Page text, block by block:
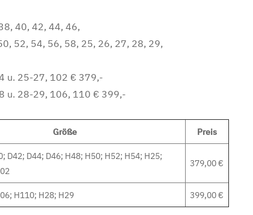
40, 42, 44, 46,
52, 54, 56, 58, 25, 26, 27, 28, 29,
u. 25-27, 102 € 379,-
u. 28-29, 106, 110 € 399,-
Größe Preis
D42; D44; D46; H48; H50; H52; H54; H25;
379,00 €
H110; H28; H29 399,00 €